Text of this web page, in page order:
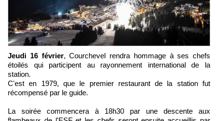
Jeudi 16 février, Courchevel rendra hommage à ses chefs
étoilés qui participent au rayonnement international de la
station.
C'est en 1979, que le premier restaurant de la station fut
récompensé par le guide.
La soirée commencera à 18h30 par une descente aux